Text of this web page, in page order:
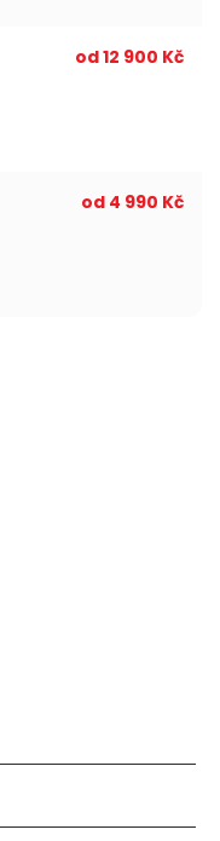
od 12 900 Kč
od 4 990 Kč